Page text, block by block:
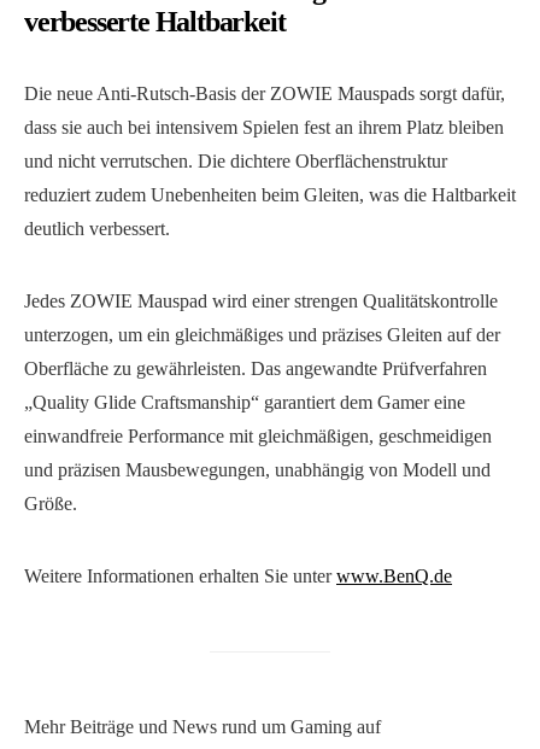
verbesserte Haltbarkeit
Die neue Anti-Rutsch-Basis der ZOWIE Mauspads sorgt dafür,
dass sie auch bei intensivem Spielen fest an ihrem Platz bleiben
und nicht verrutschen. Die dichtere Oberflächenstruktur
reduziert zudem Unebenheiten beim Gleiten, was die Haltbarkeit
deutlich verbessert.
Jedes ZOWIE Mauspad wird einer strengen Qualitätskontrolle
unterzogen, um ein gleichmäßiges und präzises Gleiten auf der
Oberfläche zu gewährleisten. Das angewandte Prüfverfahren
„Quality Glide Craftsmanship“ garantiert dem Gamer eine
einwandfreie Performance mit gleichmäßigen, geschmeidigen
und präzisen Mausbewegungen, unabhängig von Modell und
Größe.
Weitere Informationen erhalten Sie unterwww.BenQ.de
Mehr Beiträge und News rund um Gaming auf